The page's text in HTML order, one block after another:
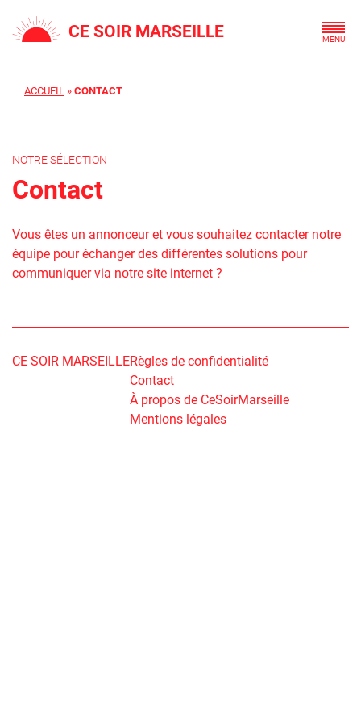
content
CE SOIR MARSEILLE
ACCUEIL » CONTACT
NOTRE SÉLECTION
Contact
Vous êtes un annonceur et vous souhaitez contacter notre
équipe pour échanger des différentes solutions pour
communiquer via notre site internet ?
CE SOIR MARSEILLERègles de confidentialité
Contact
À propos de CeSoirMarseille
Mentions légales